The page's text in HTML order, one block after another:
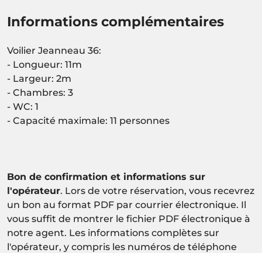
Informations complémentaires
Voilier Jeanneau 36:
- Longueur: 11m
- Largeur: 2m
- Chambres: 3
- WC: 1
- Capacité maximale: 11 personnes
Bon de confirmation et informations sur
l'opérateur. Lors de votre réservation, vous recevrez
un bon au format PDF par courrier électronique. Il
vous suffit de montrer le fichier PDF électronique à
notre agent. Les informations complètes sur
l'opérateur, y compris les numéros de téléphone